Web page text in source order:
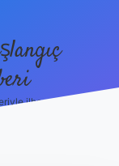
ilham bul!